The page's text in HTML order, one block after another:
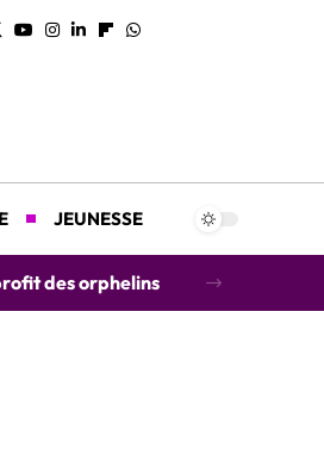
JEUNESSE
des orphelins